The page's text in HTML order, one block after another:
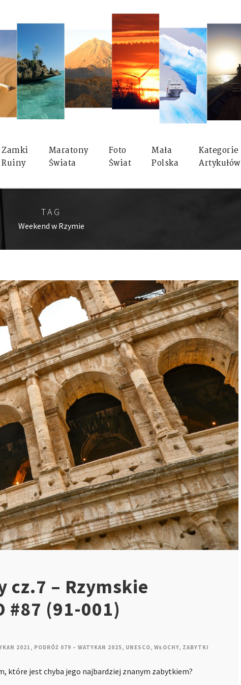
Zamki
Ruiny
Maratony
Świata
Foto
Świat
Mała
Polska
Kategorie
Artykułów
TAG
Weekend w Rzymie
cz.7 – Rzymskie
#87 (91-001)
2021 , PODRÓŻ 079 – WATYKAN 2025, UNESCO, WŁOCHY, ZABYTKI
które jest chyba jego najbardziej znanym zabytkiem?